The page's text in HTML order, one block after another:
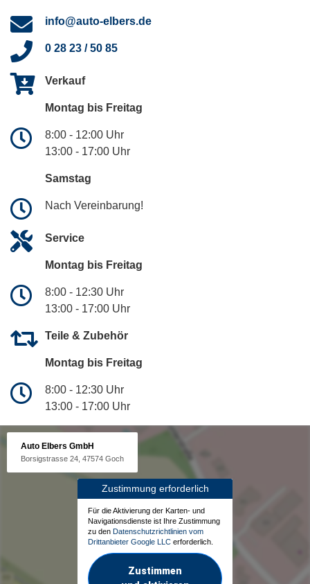
info@auto-elbers.de
0 28 23 / 50 85
Verkauf
Montag bis Freitag
8:00 - 12:00 Uhr
13:00 - 17:00 Uhr
Samstag
Nach Vereinbarung!
Service
Montag bis Freitag
8:00 - 12:30 Uhr
13:00 - 17:00 Uhr
Teile & Zubehör
Montag bis Freitag
8:00 - 12:30 Uhr
13:00 - 17:00 Uhr
Auto Elbers GmbH
Borsigstrasse 24, 47574 Goch
Zustimmung erforderlich
Für die Aktivierung der Karten- und
Navigationsdienste ist Ihre Zustimmung
zu den Datenschutzrichtlinien vom
Drittanbieter Google LLC erforderlich.
Zustimmen